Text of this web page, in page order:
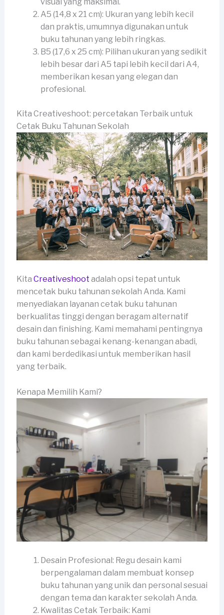
visual yang maksimal.
A5 (14,8 x 21 cm): Ukuran yang lebih kecil
dan praktis, umumnya digunakan untuk
buku tahunan yang lebih ringkas.
B5 (17,6 x 25 cm): Pilihan ukuran yang sedikit
lebih besar dari A5 tapi lebih kecil dari A4,
memberikan kesan yang elegan dan
profesional.
Kita Creativeshoot: percetakan Terbaik untuk
Cetak Buku Tahunan Sekolah
Kita Creativeshoot adalah opsi tepat untuk
mencetak buku tahunan sekolah Anda. Kami
menyediakan layanan cetak buku tahunan
berkualitas tinggi dengan beragam alternatif
desain dan finishing. Kami memahami pentingnya
buku tahunan sebagai kenang-kenangan abadi,
dan kami berdedikasi untuk memberikan hasil
yang terbaik.
Kenapa Memilih Kami?
Desain Profesional: Regu desain kami
berpengalaman dalam membuat konsep
buku tahunan yang unik dan personal sesuai
dengan tema dan karakter sekolah Anda.
Kwalitas Cetak Terbaik: Kami